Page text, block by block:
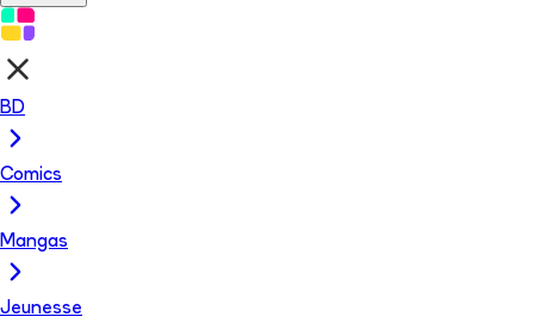
BD
Comics
Mangas
Jeunesse